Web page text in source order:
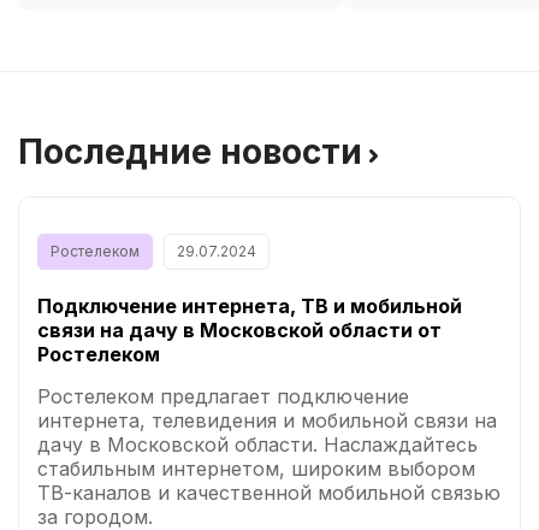
Последние новости
Ростелеком 29.07.2024
Подключение интернета, ТВ и мобильной
связи на дачу в Московской области от
Ростелеком
Ростелеком предлагает подключение
интернета, телевидения и мобильной связи на
дачу в Московской области. Наслаждайтесь
стабильным интернетом, широким выбором
ТВ-каналов и качественной мобильной связью
за городом.